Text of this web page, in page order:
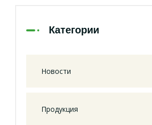
Категории
Новости
Продукция